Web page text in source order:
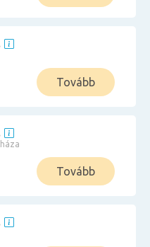
Tovább
Tovább